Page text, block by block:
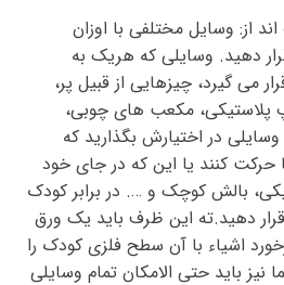
از: وسایل مختلفی با اوزان
دهید. وسایلی که هریک به
می گیرد، چیزهایی از قبیل پر،
پلاستیکی، مکعب های چوبی،
در اختیارش بگذارید که
حرکت کنند یا این که در جای خود
بالش کوچک و …. در برابر کودک
دهید.ته این ظرف باید یک ورق
اشیاء با آن سطح فلزی کودک را
باید حتی الامکان تمام وسایلی